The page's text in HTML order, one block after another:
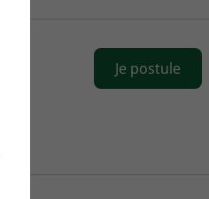
Je postule